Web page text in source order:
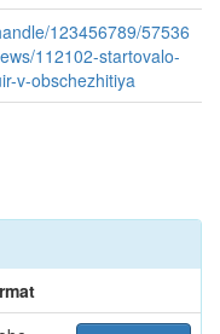
123456789/57536
112102-startovalo-
v-obschezhitiya